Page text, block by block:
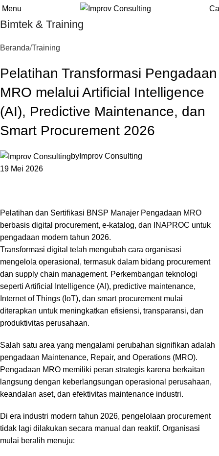
Menu
Bimtek & Training
Beranda Training
Pelatihan Transformasi Pengadaan
MRO melalui Artificial Intelligence
(AI), Predictive Maintenance, dan
Smart Procurement 2026
by Improv Consulting
19 Mei 2026
Pelatihan dan Sertifikasi BNSP Manajer Pengadaan MRO
berbasis digital procurement, e-katalog, dan INAPROC untuk
pengadaan modern tahun 2026.
Transformasi digital telah mengubah cara organisasi
mengelola operasional, termasuk dalam bidang procurement
dan supply chain management. Perkembangan teknologi
seperti Artificial Intelligence (AI), predictive maintenance,
Internet of Things (IoT), dan smart procurement mulai
diterapkan untuk meningkatkan efisiensi, transparansi, dan
produktivitas perusahaan.
Salah satu area yang mengalami perubahan signifikan adalah
pengadaan Maintenance, Repair, and Operations (MRO).
Pengadaan MRO memiliki peran strategis karena berkaitan
langsung dengan keberlangsungan operasional perusahaan,
keandalan aset, dan efektivitas maintenance industri.
Di era industri modern tahun 2026, pengelolaan procurement
tidak lagi dilakukan secara manual dan reaktif. Organisasi
mulai beralih menuju: